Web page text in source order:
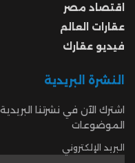
اقتصاد مصر
عقارات العالم
فيديو عقارك
النشرة البريدية
اشترك الآن في نشرتنا
الموضوعات
البريد الإلكتروني